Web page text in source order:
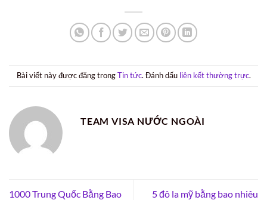
Bài viết này được đăng trongTin tức. Đánh dấu liên kết thường trực.
TEAM VISA NƯỚC NGOÀI
1000 Trung Quốc Bằng Bao
5 đô la mỹ bằng bao nhiêu